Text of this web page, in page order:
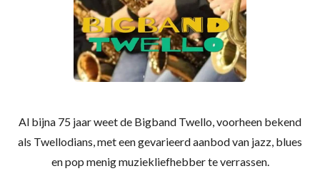
Al bijna 75 jaar weet de Bigband Twello, voorheen bekend
als Twellodians, met een gevarieerd aanbod van jazz, blues
en pop menig muziekliefhebber te verrassen.